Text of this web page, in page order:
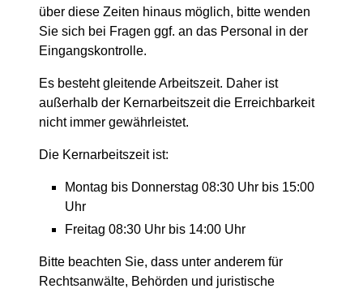
über diese Zeiten hinaus möglich, bitte wenden
Sie sich bei Fragen ggf. an das Personal in der
Eingangskontrolle.
Es besteht gleitende Arbeitszeit. Daher ist
außerhalb der Kernarbeitszeit die Erreichbarkeit
nicht immer gewährleistet.
Die Kernarbeitszeit ist:
Montag bis Donnerstag 08:30 Uhr bis 15:00
Uhr
Freitag 08:30 Uhr bis 14:00 Uhr
Bitte beachten Sie, dass unter anderem für
Rechtsanwälte, Behörden und juristische